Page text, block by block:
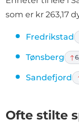
som er kr 263,17
Fredrikstad
Tønsberg
Sandefjord
Ofte stilte